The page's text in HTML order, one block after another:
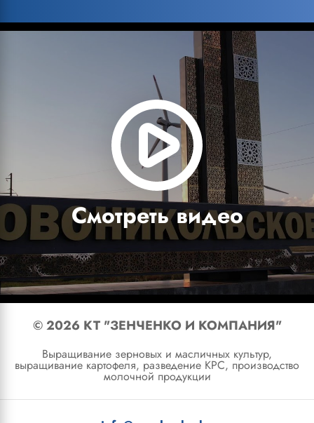
© 2026 КТ "ЗЕНЧЕНКО И КОМПАНИЯ"
Выращивание зерновых и масличных культур,
выращивание картофеля, разведение КРС, производство
молочной продукции